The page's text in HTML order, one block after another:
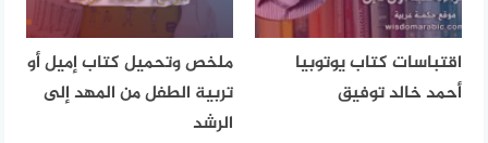
اقتباسات كتاب يوتوبيا
أحمد خالد توفيق
ملخص وتحميل كتاب إميل أو
تربية الطفل من المهد إلى
الرشد